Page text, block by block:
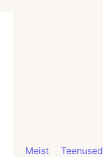
Meist Teenused